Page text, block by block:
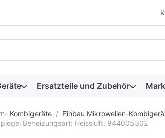
ein. Während Sie tippen, erscheinen
Ersatzteile und Zubehör
Kombigeräte
Einbau Mikrowellen-
Beheizungsart: Heissluft, 944005302